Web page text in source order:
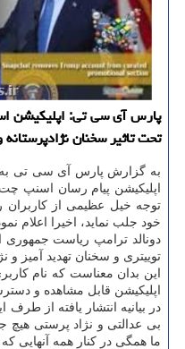
پارس آی سی تی: اپلیكیشن
تحت تاثیر سخنان
به گزارش پارس آی سی تی به
اپلیکیشن پیام رسان اسنپ
توجه خیل عظیمی از
خود جلب نماید، اخیرا اعلام
دونالد ترامپ ریاست جمهوری
توییتری و سخنان تهدید آمیز و
اپلیکیشن قابل مشاهده و
در بیانیه انتشار یافته از
بی عدالتی و نژاد پرستی هیچ
ما همگی در کنار همه آنهایی